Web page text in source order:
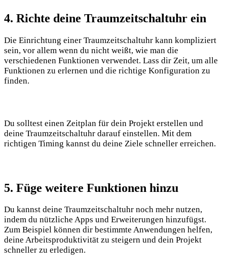
4. Richte deine Traumzeitschaltuhr ein
Die Einrichtung einer Traumzeitschaltuhr kann kompliziert
sein, vor allem wenn du nicht weißt, wie man die
verschiedenen Funktionen verwendet. Lass dir Zeit, um alle
Funktionen zu erlernen und die richtige Konfiguration zu
finden.
Du solltest einen Zeitplan für dein Projekt erstellen und
deine Traumzeitschaltuhr darauf einstellen. Mit dem
richtigen Timing kannst du deine Ziele schneller erreichen.
5. Füge weitere Funktionen hinzu
Du kannst deine Traumzeitschaltuhr noch mehr nutzen,
indem du nützliche Apps und Erweiterungen hinzufügst.
Zum Beispiel können dir bestimmte Anwendungen helfen,
deine Arbeitsproduktivität zu steigern und dein Projekt
schneller zu erledigen.